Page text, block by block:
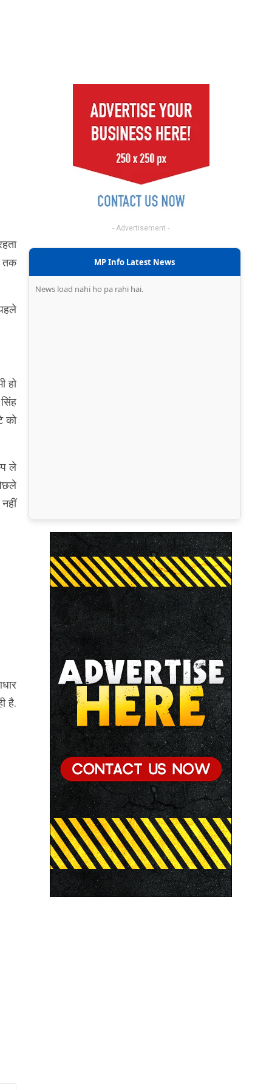
तक
हो
को
ले
है.
- Advertisement -
MP Info Latest News
News load nahi ho pa rahi hai.